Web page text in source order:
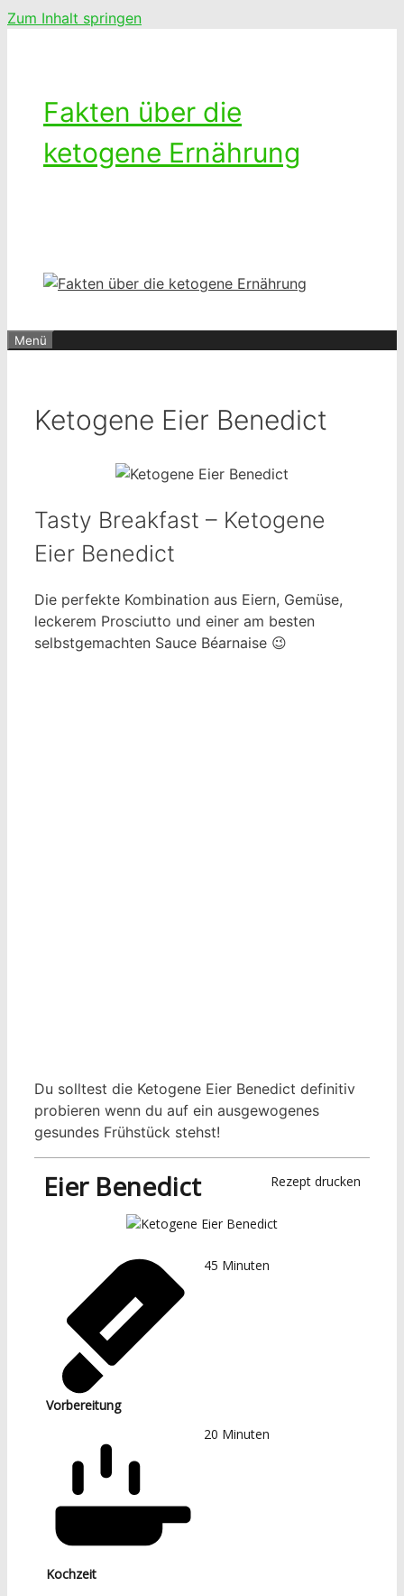
Zum Inhalt springen
Fakten über die
ketogene Ernährung
Menü
Ketogene Eier Benedict
Tasty Breakfast – Ketogene
Eier Benedict
Die perfekte Kombination aus Eiern, Gemüse,
leckerem Prosciutto und einer am besten
selbstgemachten Sauce Béarnaise 😉
Du solltest die Ketogene Eier Benedict definitiv
probieren wenn du auf ein ausgewogenes
gesundes Frühstück stehst!
Rezept drucken
Eier Benedict
Vorbereitung
45 Minuten
Kochzeit
20 Minuten